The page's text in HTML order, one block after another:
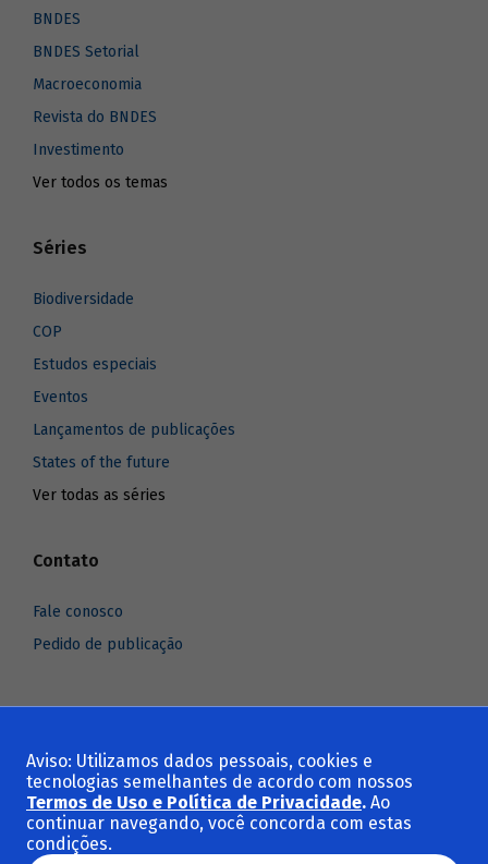
BNDES
BNDES Setorial
Macroeconomia
Revista do BNDES
Investimento
Ver todos os temas
Séries
Biodiversidade
COP
Estudos especiais
Eventos
Lançamentos de publicações
States of the future
Ver todas as séries
Contato
Fale conosco
Pedido de publicação
Voltar ao topo
© 2025 BNDES - Banco Nacional de Desenvolvimento Econômico e Social.
Aviso: Utilizamos dados pessoais, cookies e
tecnologias semelhantes de acordo com nossos
Termos de Uso e Política de Privacidade. Ao
continuar navegando, você concorda com estas
condições.